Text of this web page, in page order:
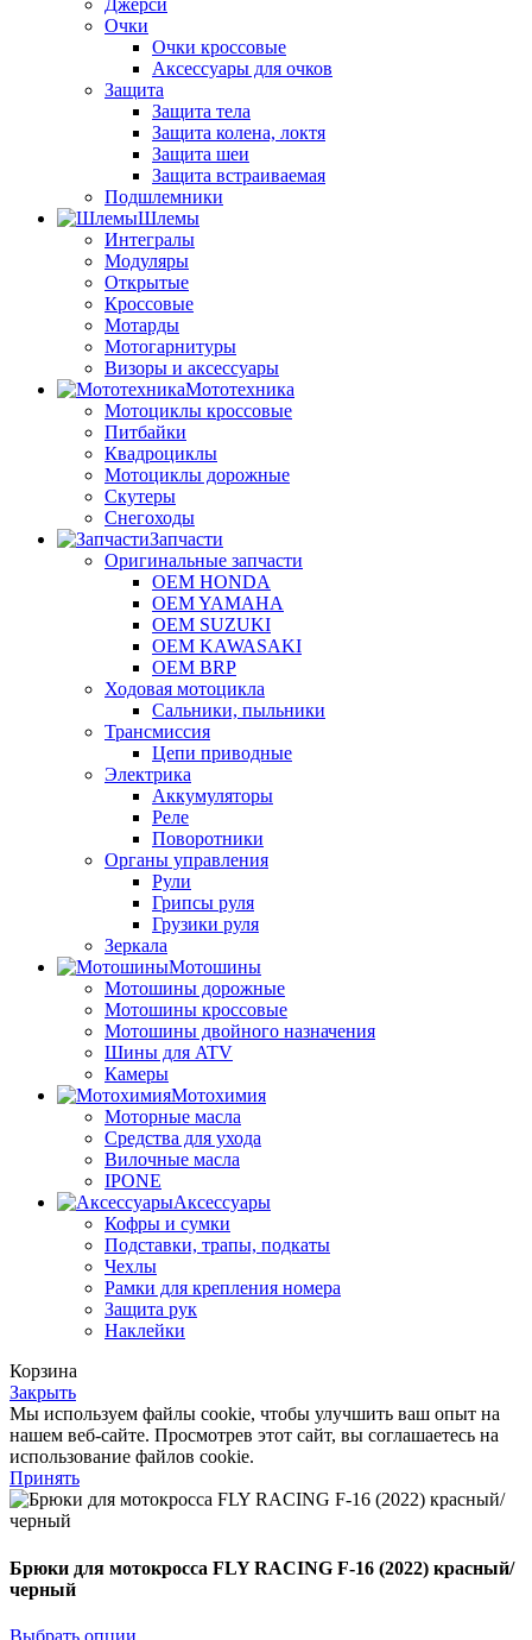
Джерси
Очки
Очки кроссовые
Аксессуары для очков
Защита
Защита тела
Защита колена, локтя
Защита шеи
Защита встраиваемая
Подшлемники
Шлемы
Интегралы
Модуляры
Открытые
Кроссовые
Мотарды
Мотогарнитуры
Визоры и аксессуары
Мототехника
Мотоциклы кроссовые
Питбайки
Квадроциклы
Мотоциклы дорожные
Скутеры
Снегоходы
Запчасти
Оригинальные запчасти
OEM HONDA
OEM YAMAHA
OEM SUZUKI
OEM KAWASAKI
OEM BRP
Ходовая мотоцикла
Сальники, пыльники
Трансмиссия
Цепи приводные
Электрика
Аккумуляторы
Реле
Поворотники
Органы управления
Рули
Грипсы руля
Грузики руля
Зеркала
Мотошины
Мотошины дорожные
Мотошины кроссовые
Мотошины двойного назначения
Шины для ATV
Камеры
Мотохимия
Моторные масла
Средства для ухода
Вилочные масла
IPONE
Аксессуары
Кофры и сумки
Подставки, трапы, подкаты
Чехлы
Рамки для крепления номера
Защита рук
Наклейки
Корзина
Закрыть
Мы используем файлы cookie, чтобы улучшить ваш опыт на
нашем веб-сайте. Просмотрев этот сайт, вы соглашаетесь на
использование файлов cookie.
Принять
Брюки для мотокросса FLY RACING F-16 (2022) красный/
черный
Выбрать опции